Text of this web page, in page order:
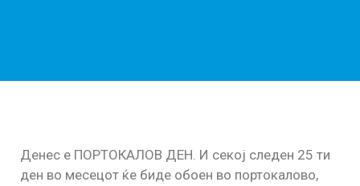
Денес е ПОРТОКАЛОВ ДЕН. И секој следен 25 ти
ден во месецот ќе биде обоен во портокалово,